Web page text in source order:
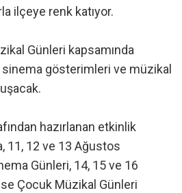
ilçeye renk katıyor.
Günleri kapsamında
sinema gösterimleri ve müzikal
hazırlanan etkinlik
11, 12 ve 13 Ağustos
Günleri, 14, 15 ve 16
Çocuk Müzikal Günleri